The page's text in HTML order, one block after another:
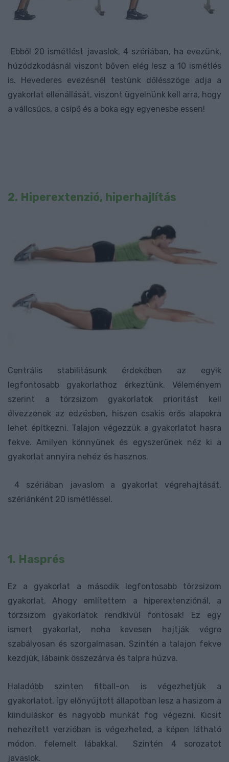
Ebből 20 ismétlést javaslok, 4 szériában, ha evezünk,
húzódzkodásnál viszont bőven elég lesz a 10 ismétlés
is. Hevederes evezésnél testünk dőlésszöge adja a
gyakorlat ellenállását, viszont ügyelnünk kell arra, hogy
a vállcsúcs, a csípő és a boka egy egyenesbe essen!
2. Hiperextenzió, hiperhajlítás
Centrális stabilitásunk érdekében az egyik
legfontosabb gyakorlathoz érkeztünk. Véleményem
szerint a törzsizom gyakorlatok prioritást kell
élvezzenek az edzésben, hiszen csakis erős alapokra
lehet építkezni. Talajon végezzük a gyakorlatot hasra
fekve. Amilyen könnyűnek és egyszerűnek néz ki a
gyakorlat annyira nehéz és hasznos.
4 szériában javaslom a gyakorlat végrehajtását,
szériánként 20 ismétléssel.
1. Hasprés
Ez a gyakorlat a második legfontosabb törzsizom
gyakorlat. Ahogy említettem a hiperextenziónál, a
törzsizom gyakorlatok rendkívül fontosak! Ez egy
ismert gyakorlat, noha kevesen hajtják végre
szabályosan és szorgalmasan. Szintén a talajon fekve
kezdjük, lábaink összezárva és talpra húzva.
Haladóbb szinten fitball-on is végezhetjük a
gyakorlatot, így előnyújtott állapotban lesz a hasizom a
kiinduláskor és nagyobb munkát fog végezni. Kicsit
nehezített verzióban is végezheted, a képen látható
módon, felemelt lábakkal. Szintén 4 sorozatot
javaslok.